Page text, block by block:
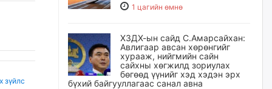
зүйлс
1 цагийн өмнө
ХЗДХ-ын сайд С.Амарсайхан:
Авлигаар авсан хөрөнгийг
хурааж, нийгмийн сайн
сайхны хөгжилд зориулах
бөгөөд үүнийг хэд хэдэн эрх
бүхий байгууллагаас санал авна